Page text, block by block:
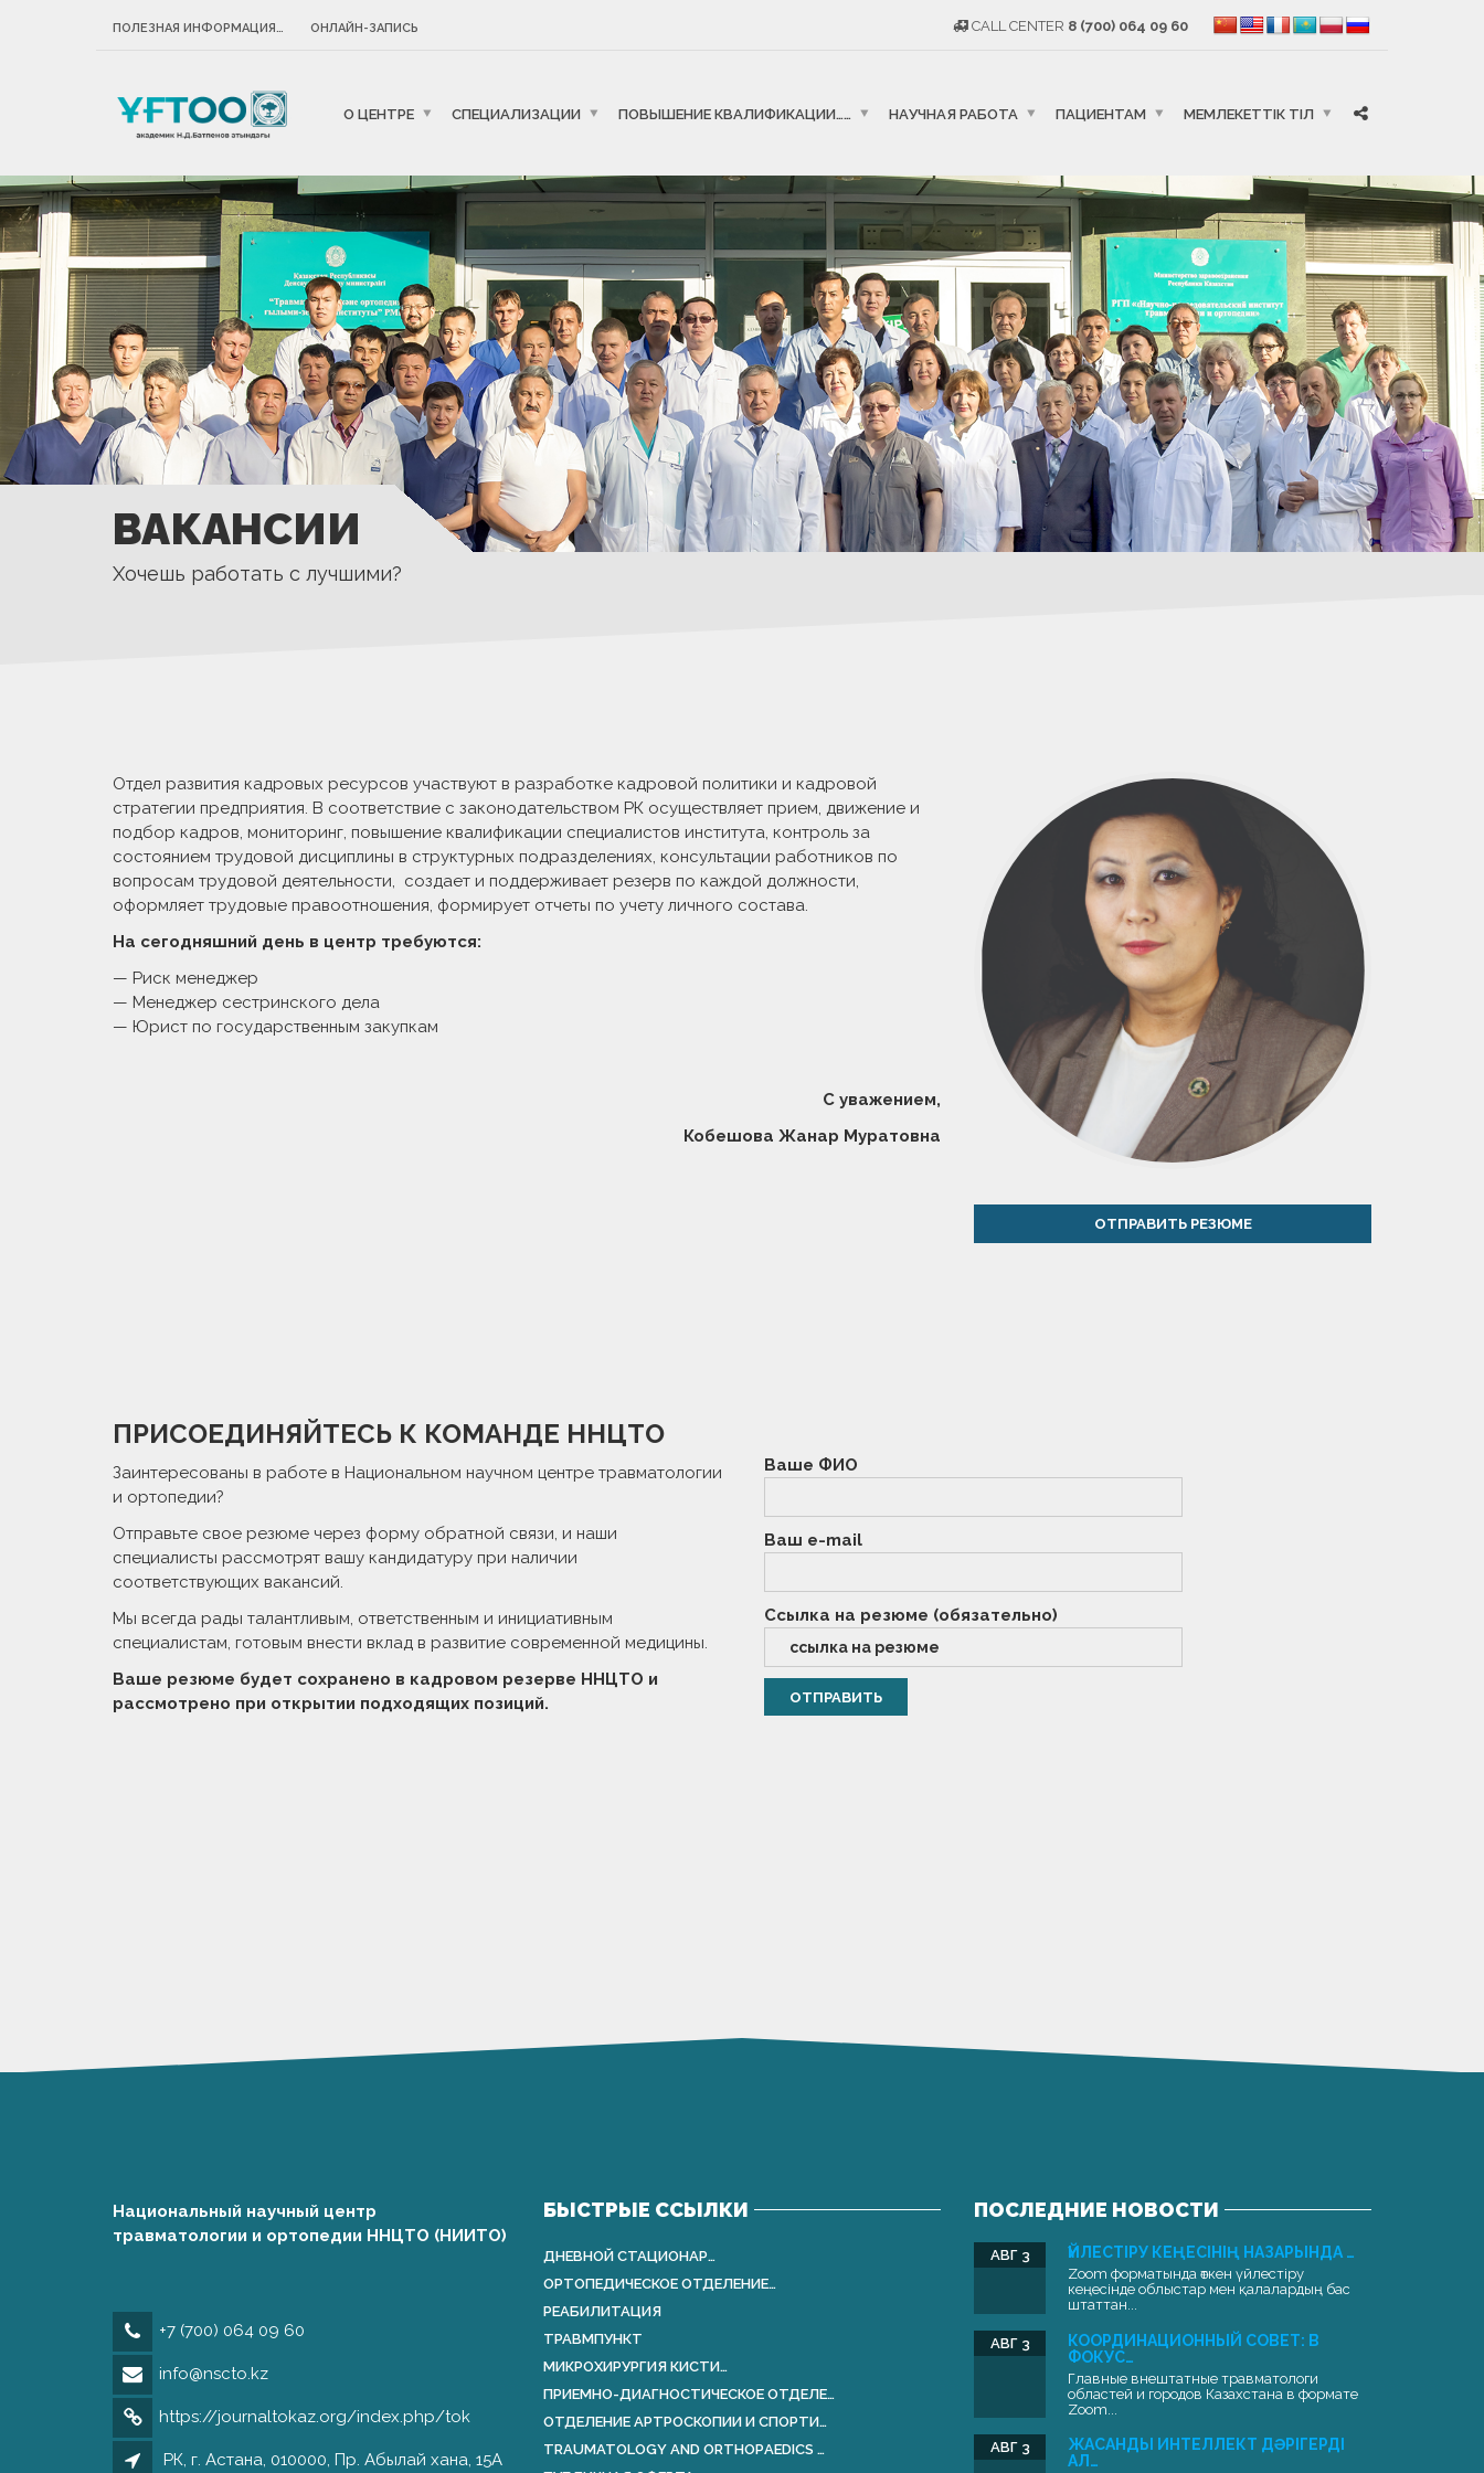
ПОЛЕЗНАЯ ИНФОРМАЦИЯ… ОНЛАЙН-ЗАПИСЬ CALL CENTER 8 (700) 064 09 60
О ЦЕНТРЕ СПЕЦИАЛИЗАЦИИ ПОВЫШЕНИЕ КВАЛИФИКАЦИИ…… НАУЧНАЯ РАБОТА ПАЦИЕНТАМ МЕМЛЕКЕТТІК ТІЛ
ВАКАНСИИ
Хочешь работать с лучшими?
Отдел развития кадровых ресурсов участвуют в разработке кадровой политики и кадровой
стратегии предприятия. В соответствие с законодательством РК осуществляет прием, движение и
подбор кадров, мониторинг, повышение квалификации специалистов института, контроль за
состоянием трудовой дисциплины в структурных подразделениях, консультации работников по
вопросам трудовой деятельности, создает и поддерживает резерв по каждой должности,
оформляет трудовые правоотношения, формирует отчеты по учету личного состава.
На сегодняшний день в центр требуются:
— Риск менеджер
— Менеджер сестринского дела
— Юрист по государственным закупкам
С уважением,
Кобешова Жанар Муратовна
ОТПРАВИТЬ РЕЗЮМЕ
ПРИСОЕДИНЯЙТЕСЬ К КОМАНДЕ ННЦТО
Заинтересованы в работе в Национальном научном центре травматологии
и ортопедии?
Отправьте свое резюме через форму обратной связи, и наши
специалисты рассмотрят вашу кандидатуру при наличии
соответствующих вакансий.
Мы всегда рады талантливым, ответственным и инициативным
специалистам, готовым внести вклад в развитие современной медицины.
Ваше резюме будет сохранено в кадровом резерве ННЦТО и
рассмотрено при открытии подходящих позиций.
Ваше ФИО
Ваш e-mail
Ссылка на резюме (обязательно)
Национальный научный центр
травматологии и ортопедии ННЦТО (НИИТО)
+7 (700) 064 09 60
info@nscto.kz
https://journaltokaz.org/index.php/tok
РК, г. Астана, 010000, Пр. Абылай хана, 15А
БЫСТРЫЕ ССЫЛКИ
ДНЕВНОЙ СТАЦИОНАР…
ОРТОПЕДИЧЕСКОЕ ОТДЕЛЕНИЕ…
РЕАБИЛИТАЦИЯ
ТРАВМПУНКТ
МИКРОХИРУРГИЯ КИСТИ…
ПРИЕМНО-ДИАГНОСТИЧЕСКОЕ ОТДЕЛЕ…
ОТДЕЛЕНИЕ АРТРОСКОПИИ И СПОРТИ…
TRAUMATOLOGY AND ORTHOPАEDICS …
ПОСЛЕДНИЕ НОВОСТИ
ҮЙЛЕСТІРУ КЕҢЕСІНІҢ НАЗАРЫНДА …
АВГ 3
Zoom форматында өткен үйлестіру
кеңесінде облыстар мен қалалардың бас
штаттан...
КООРДИНАЦИОННЫЙ СОВЕТ: В
ФОКУС…
АВГ 3
Главные внештатные травматологи
областей и городов Казахстана в формате
Zoom...
ЖАСАНДЫ ИНТЕЛЛЕКТ ДӘРІГЕРДІ
АЛ…
АВГ 3